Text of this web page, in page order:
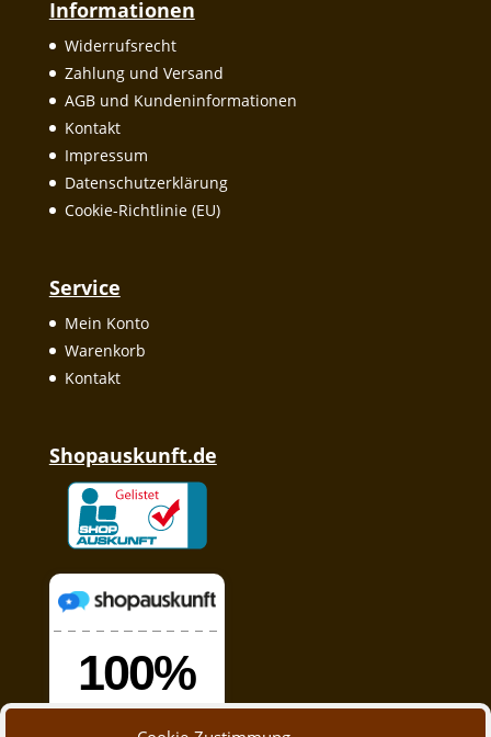
Informationen
Widerrufsrecht
Zahlung und Versand
AGB und Kundeninformationen
Kontakt
Impressum
Datenschutzerklärung
Cookie-Richtlinie (EU)
Service
Mein Konto
Warenkorb
Kontakt
Shopauskunft.de